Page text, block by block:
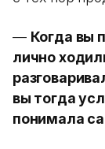
— Когда вы
лично
вы тогда
понимала